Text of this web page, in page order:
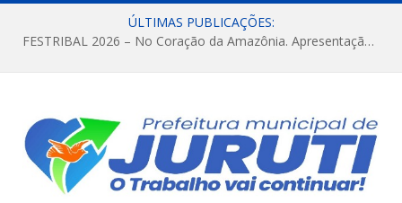
ÚLTIMAS PUBLICAÇÕES:
FESTRIBAL 2026 – No Coração da Amazônia. Apresentação da Munduruku.